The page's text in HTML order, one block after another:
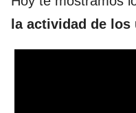
la actividad de